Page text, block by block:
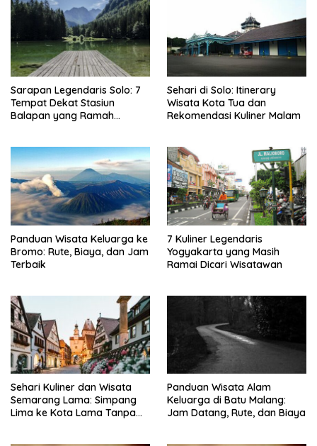
Sarapan Legendaris Solo: 7
Tempat Dekat Stasiun
Balapan yang Ramah
Sehari di Solo: Itinerary
Wisata Kota Tua dan
Rekomendasi Kuliner Malam
Panduan Wisata Keluarga ke
Bromo: Rute, Biaya, dan Jam
Terbaik
7 Kuliner Legendaris
Yogyakarta yang Masih
Ramai Dicari Wisatawan
Sehari Kuliner dan Wisata
Semarang Lama: Simpang
Lima ke Kota Lama Tanpa
Panduan Wisata Alam
Keluarga di Batu Malang:
Jam Datang, Rute, dan Biaya